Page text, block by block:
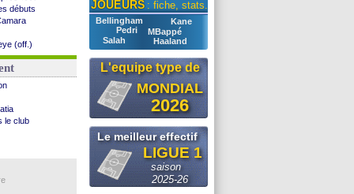
débuts
(off.)
M€ ...
le club
JOUEURS : fiche, stats...
Bellingham
Kane
Pedri
MBappé
Salah
Haaland
L'equipe type de
MONDIAL
2026
Le meilleur effectif
LIGUE 1
saison
2025-26